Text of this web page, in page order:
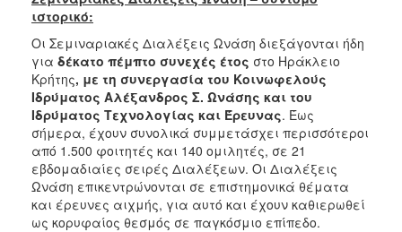
ιστορικό:
Οι Σεμιναριακές Διαλέξεις Ωνάση διεξάγονται ήδη
για δέκατο πέμπτο συνεχές έτος στο Ηράκλειο
Κρήτης, με τη συνεργασία του Κοινωφελούς
Ιδρύματος Αλέξανδρος Σ. Ωνάσης και του
Ιδρύματος Τεχνολογίας και Έρευνας. Έως
σήμερα, έχουν συνολικά συμμετάσχει περισσότεροι
από 1.500 φοιτητές και 140 ομιλητές, σε 21
εβδομαδιαίες σειρές Διαλέξεων. Οι Διαλέξεις
Ωνάση επικεντρώνονται σε επιστημονικά θέματα
και έρευνες αιχμής, για αυτό και έχουν καθιερωθεί
ως κορυφαίος θεσμός σε παγκόσμιο επίπεδο.